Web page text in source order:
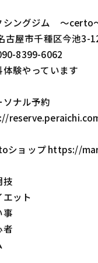
ングジム 〜certo
古屋市千種区今池3-
8399-6062
験やっています
ナル予約
ショップ https://
技
エット
事
者